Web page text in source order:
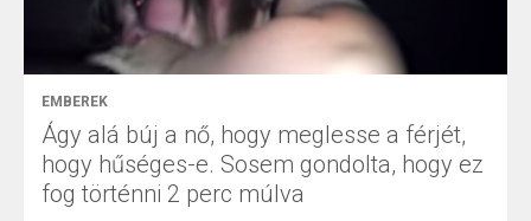
EMBEREK
Ágy alá búj a nő, hogy meglesse a férjét,
hogy hűséges-e. Sosem gondolta, hogy ez
fog történni 2 perc múlva